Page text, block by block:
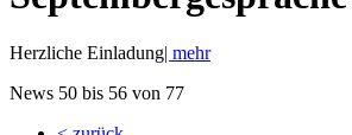
Herzliche Einladung| mehr
News 50 bis 56 von 77